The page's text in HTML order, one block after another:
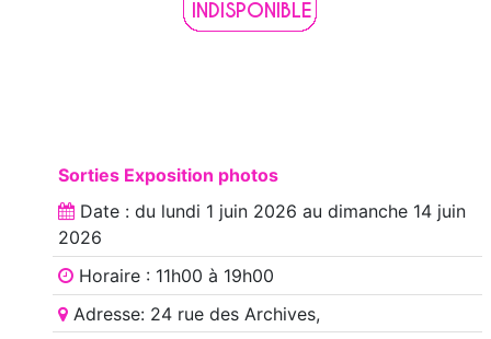
Sorties Exposition photos
Date : du lundi 1 juin 2026 au dimanche 14 juin
2026
Horaire : 11h00 à 19h00
Adresse: 24 rue des Archives,